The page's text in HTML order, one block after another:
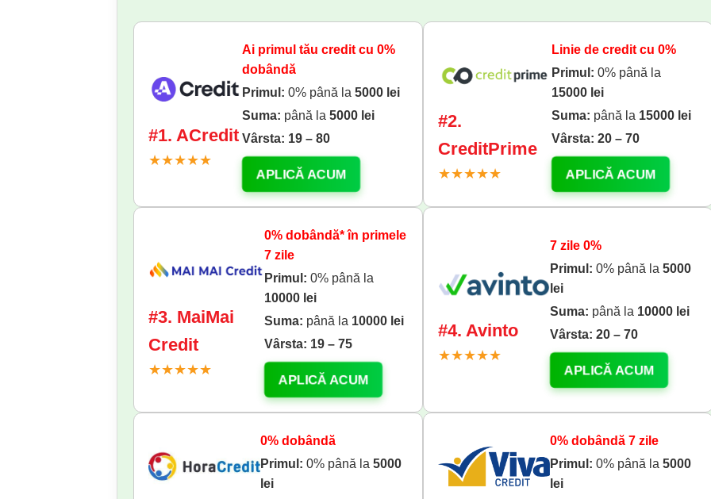
#1. ACredit
★★★★★
Ai primul tău credit cu 0%
dobândă
Primul: 0% până la5000 lei
Suma: până la5000 lei
Vârsta: 19 – 80
APLICĂ ACUM
#2.
CreditPrime
★★★★★
Linie de credit cu 0%
Primul: 0% până la
15000 lei
Suma: până la 15000 lei
Vârsta: 20 – 70
APLICĂ ACUM
#3. MaiMai
Credit
★★★★★
0% dobândă* în primele
7 zile
Primul: 0% până la
10000 lei
Suma: până la 10000 lei
Vârsta: 19 – 75
APLICĂ ACUM
#4. Avinto
★★★★★
7 zile 0%
Primul: 0% până la 5000
lei
Suma: până la 10000 lei
Vârsta: 20 – 70
APLICĂ ACUM
0% dobândă
Primul: 0% până la 5000
lei
0% dobândă 7 zile
Primul: 0% până la 5000
lei
🎁 Aplică acum 🎁